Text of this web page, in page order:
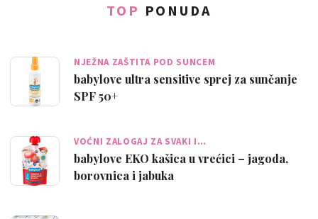
TOP PONUDA
NJEŽNA ZAŠTITA POD SUNCEM
babylove ultra sensitive sprej za sunčanje
SPF 50+
VOĆNI ZALOGAJ ZA SVAKI I…
babylove EKO kašica u vrećici – jagoda,
borovnica i jabuka